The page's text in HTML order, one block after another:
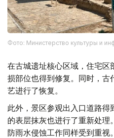
Фото: Министерство культуры и
在古城遗址核心区域，住宅区
损部位也得到修复。同时，古
艺进行了恢复。
此外，景区参观出入口道路
的表层抹灰也进行了重新处
防雨水侵蚀工作同样受到重